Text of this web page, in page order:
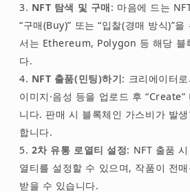
NFT 탐색 및 구매: 마음에 드는
“구매(Buy)” 또는 “입찰(경매 방식)”
서는 Ethereum, Polygon 등 해당 블
다.
NFT 출품(민팅)하기: 크리에이터
이미지·음성 등을 업로드 후
니다. 판매 시 블록체인 가스비가 발
합니다.
2차 유통 로열티 설정: NFT 출품
열티를 설정할 수 있으며, 작품이 전
받을 수 있습니다.